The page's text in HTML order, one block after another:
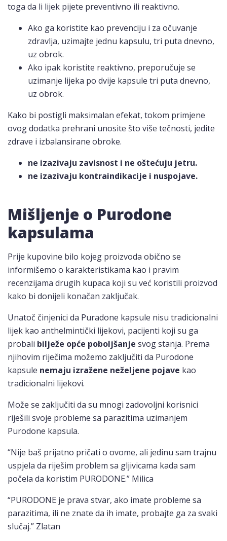
toga da li lijek pijete preventivno ili reaktivno.
Ako ga koristite kao prevenciju i za očuvanje
zdravlja, uzimajte jednu kapsulu, tri puta dnevno,
uz obrok.
Ako ipak koristite reaktivno, preporučuje se
uzimanje lijeka po dvije kapsule tri puta dnevno,
uz obrok.
Kako bi postigli maksimalan efekat, tokom primjene
ovog dodatka prehrani unosite što više tečnosti, jedite
zdrave i izbalansirane obroke.
ne izazivaju zavisnost i ne oštećuju jetru.
ne izazivaju kontraindikacije i nuspojave.
Mišljenje o Purodone
kapsulama
Prije kupovine bilo kojeg proizvoda obično se
informišemo o karakteristikama kao i pravim
recenzijama drugih kupaca koji su već koristili proizvod
kako bi donijeli konačan zaključak.
Unatoč činjenici da Puradone kapsule nisu tradicionalni
lijek kao anthelmintički lijekovi, pacijenti koji su ga
probali bilježe opće poboljšanje svog stanja. Prema
njihovim riječima možemo zaključiti da Purodone
kapsule nemaju izražene neželjene pojave kao
tradicionalni lijekovi.
Može se zaključiti da su mnogi zadovoljni korisnici
riješili svoje probleme sa parazitima uzimanjem
Purodone kapsula.
“Nije baš prijatno pričati o ovome, ali jedinu sam trajnu
uspjela da riješim problem sa gljivicama kada sam
počela da koristim PURODONE.” Milica
“PURODONE je prava stvar, ako imate probleme sa
parazitima, ili ne znate da ih imate, probajte ga za svaki
slučaj.” Zlatan